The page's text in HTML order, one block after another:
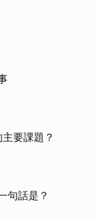
要課題？
句話是？